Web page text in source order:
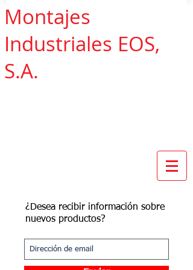
Montajes
Industriales EOS,
S.A.
¿Desea recibir información sobre
nuevos productos?